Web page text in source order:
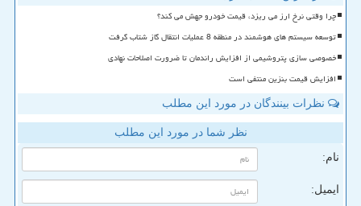
چرا وقتی نرخ ارز می ریزد، قیمت خودرو جهش می کند؟
توسعه سیستم های هوشمند در منطقه 8 عملیات انتقال گاز شتاب گرفت
خصوصی سازی پتروشیمی از افزایش راندمان تا ضرورت اصلاحات نهادی
افزایش قیمت بنزین منتفی است
نظرات بینندگان در مورد این مطلب
نظر شما در مورد این مطلب
نام:
ایمیل: